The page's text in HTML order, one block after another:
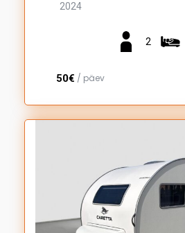
2024
2
50€ / päev